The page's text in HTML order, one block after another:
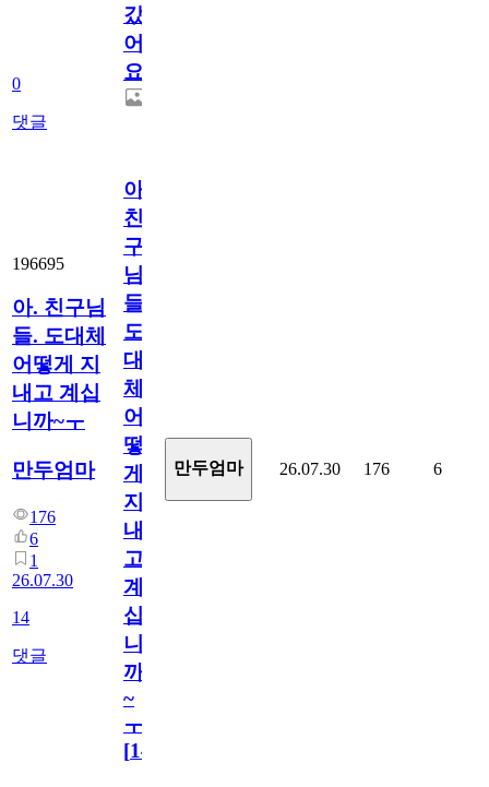
0
댓글
갔
어
요.
196695
아. 친구님
들. 도대체
어떻게 지
내고 계십
니까~ㅜ
만두엄마
176
6
1
26.07.30
14
댓글
아.
친
구
님
들.
도
대
체
어
떻
게
지
내
고
계
십
니
까
~
ㅜ
[14
만두엄마 26.07.30 176 6